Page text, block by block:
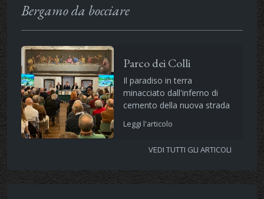
Bergamo da bocciare
Parco dei Colli
Il paradiso in terra
minacciato dall'inferno di
cemento della nuova strada
Leggi l'articolo
VEDI TUTTI GLI ARTICOLI